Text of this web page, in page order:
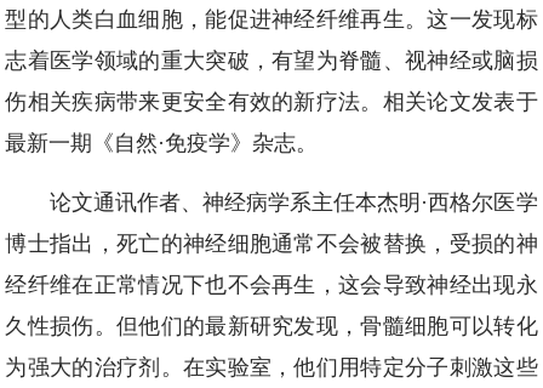
型的人类白血细胞，能促进神经纤维再生。这一发现标
志着医学领域的重大突破，有望为脊髓、视神经或脑损
伤相关疾病带来更安全有效的新疗法。相关论文发表于
最新一期《自然·免疫学》杂志。
论文通讯作者、神经病学系主任本杰明·西格尔医学
博士指出，死亡的神经细胞通常不会被替换，受损的神
经纤维在正常情况下也不会再生，这会导致神经出现永
久性损伤。但他们的最新研究发现，骨髓细胞可以转化
为强大的治疗剂。在实验室，他们用特定分子刺激这些